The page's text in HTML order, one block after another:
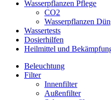
Wasserpflanzen Pflege
CO2
Wasserpflanzen
Wassertests
Dosierhilfen
Heilmittel und
Beleuchtung
Filter
Innenfilter
Außenfilter